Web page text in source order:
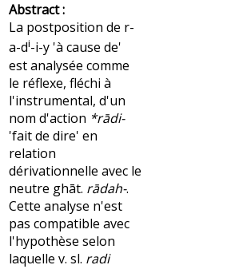
Abstract :
La postposition de r-
a-di-i-y 'à cause de'
est analysée comme
le réflexe, fléchi à
l'instrumental, d'un
nom d'action *rādi-
'fait de dire' en
relation
dérivationnelle avec le
neutre ghāt. rādah-.
Cette analyse n'est
pas compatible avec
l'hypothèse selon
laquelle v. sl. radi